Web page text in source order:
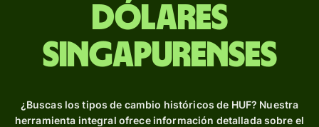
dólares
singapurenses
¿Buscas los tipos de cambio históricos de HUF? Nuestra
herramienta integral ofrece información detallada sobre el